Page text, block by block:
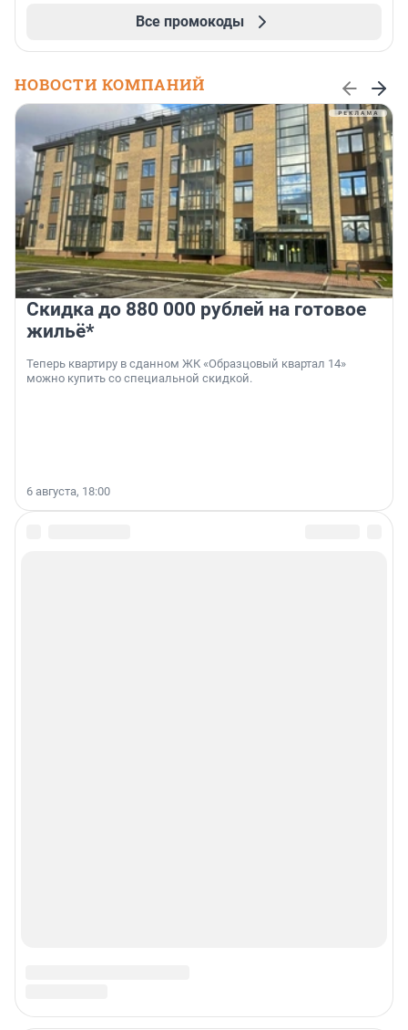
Все промокоды
НОВОСТИ КОМПАНИЙ
Скидка до 880 000 рублей на готовое
жильё*
Теперь квартиру в сданном ЖК «Образцовый квартал 14»
можно купить со специальной скидкой.
6 августа, 18:00